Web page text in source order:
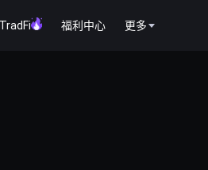
TradFi 福利中心 更多